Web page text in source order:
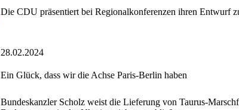
Die CDU präsentiert bei Regionalkonferenzen ihren Entwurf
28.02.2024
Ein Glück, dass wir die Achse Paris-Berlin haben
Bundeskanzler Scholz weist die Lieferung von Taurus-